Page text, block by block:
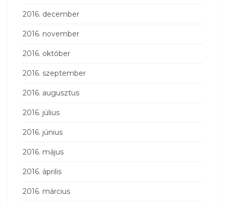
2016. december
2016. november
2016. október
2016. szeptember
2016. augusztus
2016. július
2016. június
2016. május
2016. április
2016. március